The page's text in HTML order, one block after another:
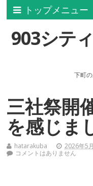
トップメニュー
903シテ
下町
三社祭開
を感じま
hatarakuba 2026年5
コメントはありません